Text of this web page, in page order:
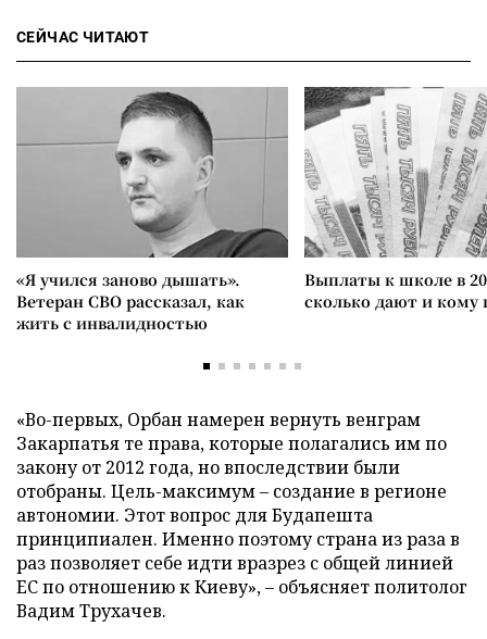
СЕЙЧАС ЧИТАЮТ
«Я учился заново дышать».
Ветеран СВО рассказал, как
жить с инвалидностью
Выплаты к школе в
сколько дают и
«Во-первых, Орбан намерен вернуть венграм
Закарпатья те права, которые полагались им по
закону от 2012 года, но впоследствии были
отобраны. Цель-максимум – создание в регионе
автономии. Этот вопрос для Будапешта
принципиален. Именно поэтому страна из раза в
раз позволяет себе идти вразрез с общей линией
ЕС по отношению к Киеву», – объясняет политолог
Вадим Трухачев.